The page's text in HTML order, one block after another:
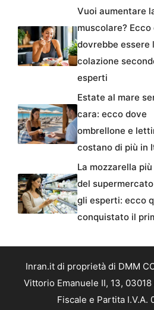
Vuoi aumentare
muscolare? Ecco
dovrebbe essere
colazione
esperti
Estate al mare
cara: ecco dove
ombrellone e
costano di più in
La mozzarella
del
gli esperti: ecco
conquistato il
Inran.it di proprietà di DMM
Vittorio Emanuele II, 13,
Fiscale e Partita I.V.A.